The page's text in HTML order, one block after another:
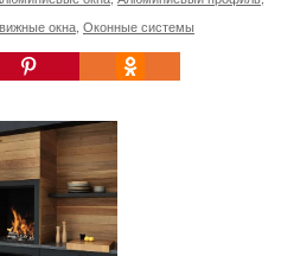
окна Оконные системы